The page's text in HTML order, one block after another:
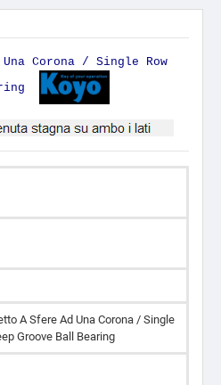
Corona / Single Row
A Sfere Ad Una Corona / Single
Groove Ball Bearing